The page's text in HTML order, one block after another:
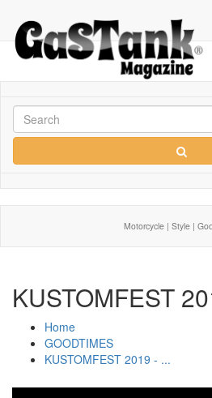
Motorcycle | Style |
KUSTOMFEST
Home
GOODTIMES
KUSTOMFEST 2019 - ...